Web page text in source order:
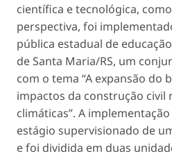
científica e tecnológica, como
perspectiva, foi
pública estadual de
de Santa Maria/RS, um
com o tema “A expansão do
impactos da construção civil
climáticas”. A
estágio supervisionado de
e foi dividida em duas